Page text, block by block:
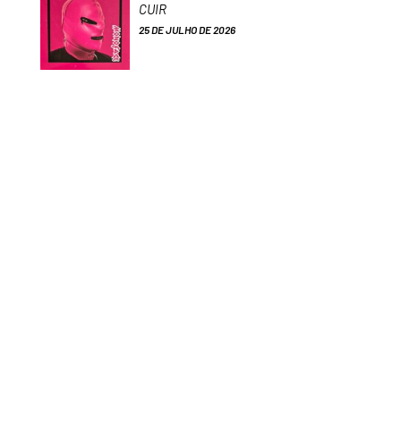
CUIR
25 DE JULHO DE 2026